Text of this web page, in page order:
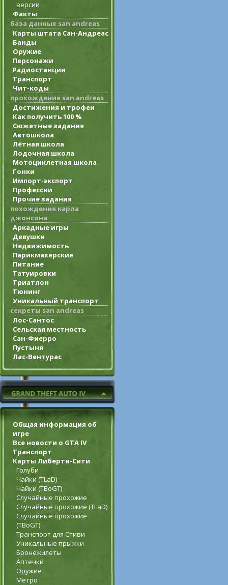
версии
Факты
база данных san andreas
Карты штата Сан-Андреас
Банды
Оружие
Персонажи
Радиостанции
Транспорт
Чит-коды
прохождение san andreas
Достижения и трофеи
Как получить 100 %
Сюжетные задания
Автошкола
Лётная школа
Лодочная школа
Мотоциклетная школа
Гонки
Импорт-экспорт
Профессии
Прочие задания
похождения карла
джонсона
Аркадные игры
Девушки
Недвижимость
Парикмахерские
Питание
Татуировки
Триатлон
Тюнинг
Уникальный транспорт
секреты san andreas
Лос-Сантос
Сельская местность
Сан-Фиерро
Пустыня
Лас-Вентурас
Общая информация об
игре
Все новости о GTA IV
Транспорт
Карты Либерти-Сити
Голуби
Чайки (TLaD)
Чайки (TBoGT)
Случайные прохожие
Случайные прохожие (TLaD)
Случайные прохожие
(TBoGT)
Транспорт для Стиви
Уникальные прыжки
Бронежилеты
Аптечки
Оружие
Метро